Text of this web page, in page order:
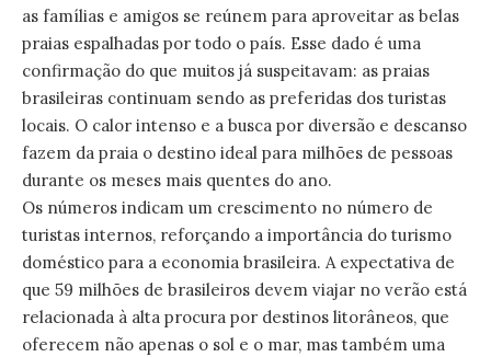
as famílias e amigos se reúnem para aproveitar as belas
praias espalhadas por todo o país. Esse dado é uma
confirmação do que muitos já suspeitavam: as praias
brasileiras continuam sendo as preferidas dos turistas
locais. O calor intenso e a busca por diversão e descanso
fazem da praia o destino ideal para milhões de pessoas
durante os meses mais quentes do ano.
Os números indicam um crescimento no número de
turistas internos, reforçando a importância do turismo
doméstico para a economia brasileira. A expectativa de
que 59 milhões de brasileiros devem viajar no verão está
relacionada à alta procura por destinos litorâneos, que
oferecem não apenas o sol e o mar, mas também uma